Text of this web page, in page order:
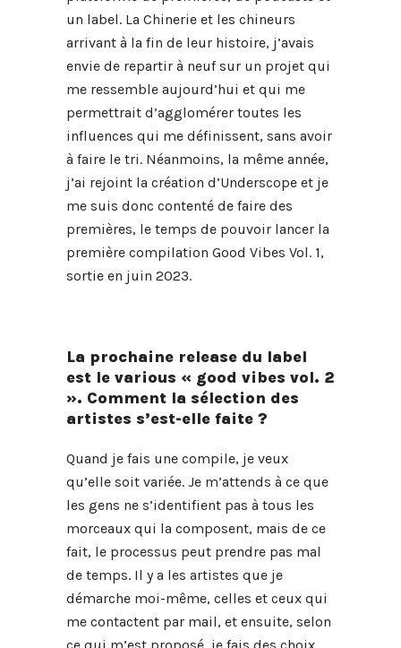
un label. La Chinerie et les chineurs
arrivant à la fin de leur histoire, j’avais
envie de repartir à neuf sur un projet qui
me ressemble aujourd’hui et qui me
permettrait d’agglomérer toutes les
influences qui me définissent, sans avoir
à faire le tri. Néanmoins, la même année,
j’ai rejoint la création d’Underscope et je
me suis donc contenté de faire des
premières, le temps de pouvoir lancer la
première compilation Good Vibes Vol. 1,
sortie en juin 2023.
La prochaine release du label
est le various « good vibes vol. 2
». Comment la sélection des
artistes s’est-elle faite ?
Quand je fais une compile, je veux
qu’elle soit variée. Je m’attends à ce que
les gens ne s’identifient pas à tous les
morceaux qui la composent, mais de ce
fait, le processus peut prendre pas mal
de temps. Il y a les artistes que je
démarche moi-même, celles et ceux qui
me contactent par mail, et ensuite, selon